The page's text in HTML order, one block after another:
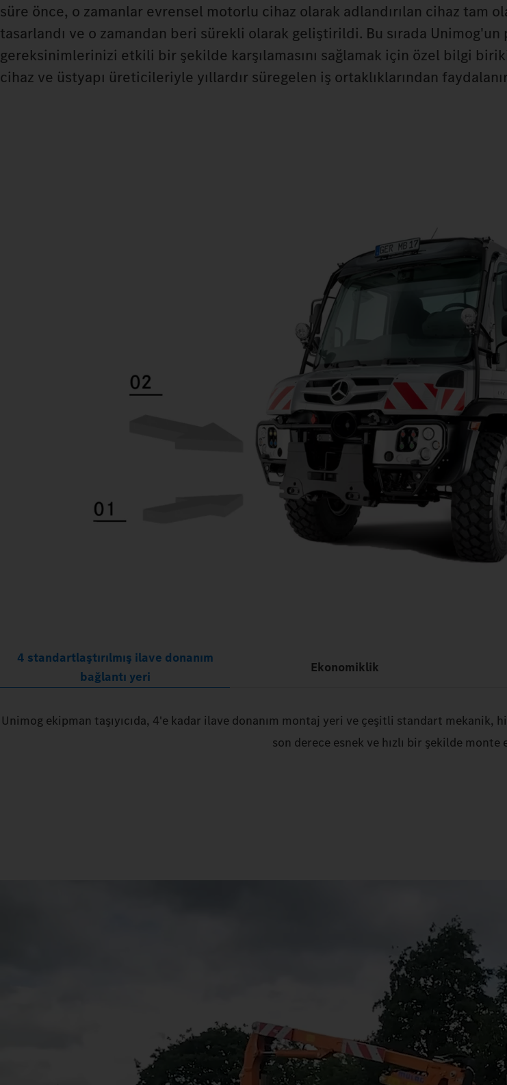
süre önce, o zamanlar evrensel motorlu cihaz olarak adlandırılan cihaz tam
tasarlandı ve o zamandan beri sürekli olarak geliştirildi. Bu sırada
gereksinimlerinizi etkili bir şekilde karşılamasını sağlamak için özel bilgi
cihaz ve üstyapı üreticileriyle yıllardır süregelen iş ortaklıklarından
4 standartlaştırılmış ilave donanım
bağlantı yeri
Ekonomiklik
Unimog ekipman taşıyıcıda, 4'e kadar ilave donanım montaj yeri ve çeşitli standart
son derece esnek ve hızlı bir şekilde